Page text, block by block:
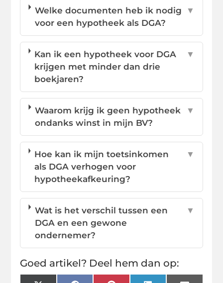
Welke documenten heb ik nodig
voor een hypotheek als DGA?
▼
Kan ik een hypotheek voor DGA
krijgen met minder dan drie
boekjaren?
▼
Waarom krijg ik geen hypotheek
ondanks winst in mijn BV?
▼
Hoe kan ik mijn toetsinkomen
als DGA verhogen voor
hypotheekafkeuring?
▼
Wat is het verschil tussen een
DGA en een gewone
ondernemer?
▼
Goed artikel? Deel hem dan op: